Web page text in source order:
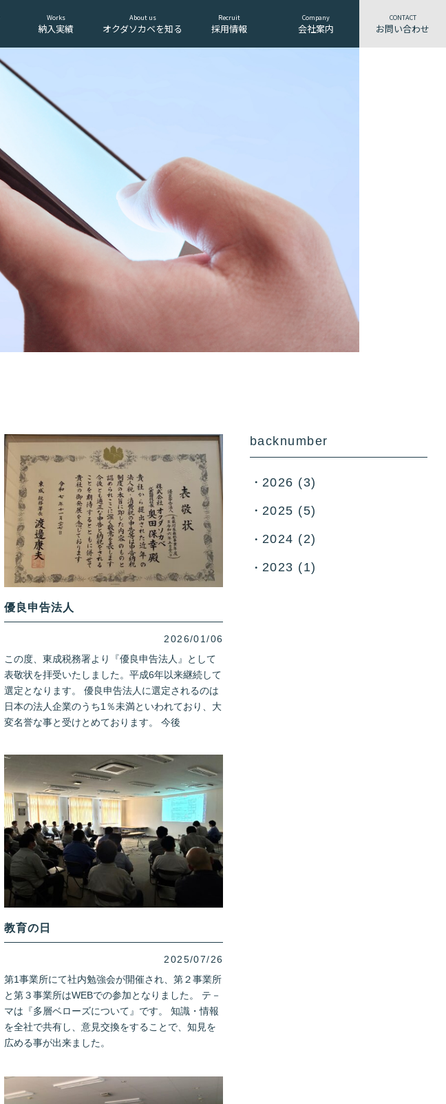
Works
納入実績
About us
オクダソカベを知る
Recruit
採用情報
Company
会社案内
CONTACT
お問い合わせ
優良申告法人
2026/01/06
この度、東成税務署より『優良申告法人』として
表敬状を拝受いたしました。平成6年以来継続して
選定となります。 優良申告法人に選定されるのは
日本の法人企業のうち1％未満といわれており、大
変名誉な事と受けとめております。 今後
教育の日
2025/07/26
第1事業所にて社内勉強会が開催され、第２事業所
と第３事業所はWEBでの参加となりました。 テ－
マは『多層ベローズについて』です。 知識・情報
を全社で共有し、意見交換をすることで、知見を
広める事が出来ました。
backnumber
2026 (3)
2025 (5)
2024 (2)
2023 (1)